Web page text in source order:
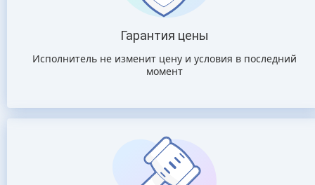
Гарантия цены
Исполнитель не изменит цену и условия в последний
момент